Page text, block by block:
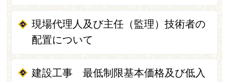
現場代理人及び主任（監理）技術者の
配置について
建設工事 最低制限基本価格及び低入